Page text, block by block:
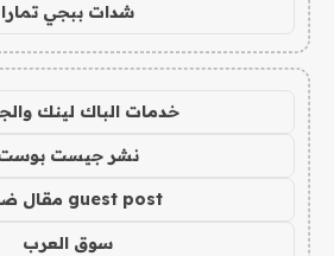
شدات ببجي تمارا
خدمات الباك لينك
نشر جيست
guest post مقال ضيف
سوق العرب